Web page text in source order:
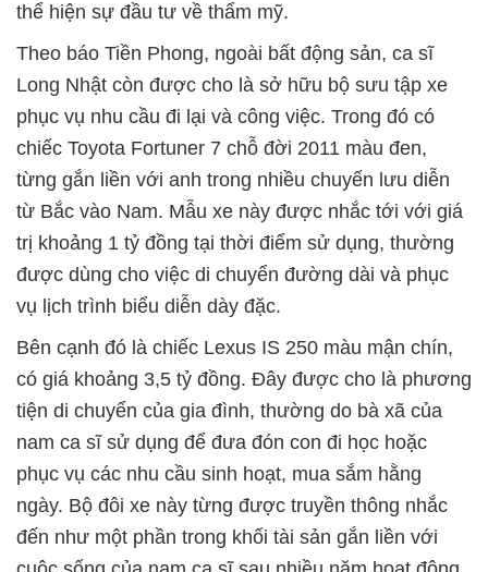
thể hiện sự đầu tư về thẩm mỹ.
Theo báo Tiền Phong, ngoài bất động sản, ca sĩ
Long Nhật còn được cho là sở hữu bộ sưu tập xe
phục vụ nhu cầu đi lại và công việc. Trong đó có
chiếc Toyota Fortuner 7 chỗ đời 2011 màu đen,
từng gắn liền với anh trong nhiều chuyến lưu diễn
từ Bắc vào Nam. Mẫu xe này được nhắc tới với giá
trị khoảng 1 tỷ đồng tại thời điểm sử dụng, thường
được dùng cho việc di chuyển đường dài và phục
vụ lịch trình biểu diễn dày đặc.
Bên cạnh đó là chiếc Lexus IS 250 màu mận chín,
có giá khoảng 3,5 tỷ đồng. Đây được cho là phương
tiện di chuyển của gia đình, thường do bà xã của
nam ca sĩ sử dụng để đưa đón con đi học hoặc
phục vụ các nhu cầu sinh hoạt, mua sắm hằng
ngày. Bộ đôi xe này từng được truyền thông nhắc
đến như một phần trong khối tài sản gắn liền với